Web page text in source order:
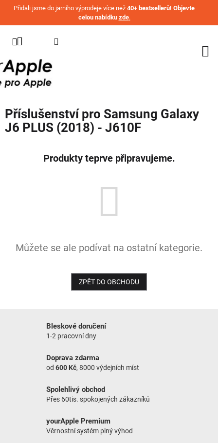
Přejít na obsah
Přidali jsme do jarního výprodeje více než 40+ bestsellerů! Objevte
celou nabídku zde.
IPHONE
MACBOOK
AIRPODS
Příslušenství pro Samsung Galaxy
J6 PLUS (2018) - J610F
Produkty teprve připravujeme.
Můžete se ale podívat na ostatní kategorie.
ZPĚT DO OBCHODU
Bleskové doručení
1-2 pracovní dny
Doprava zdarma
od 600 Kč, 8000 výdejních míst
Spolehlivý obchod
Přes 60tis. spokojených zákazníků
yourApple Premium
Věrnostní systém plný výhod